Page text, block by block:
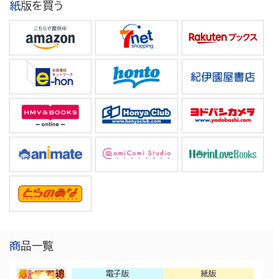
紙版を買う
商品一覧
紙版
電子版